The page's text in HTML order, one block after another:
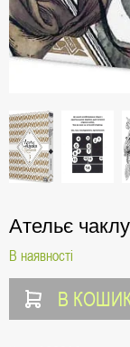
Ательє
В наявності
В